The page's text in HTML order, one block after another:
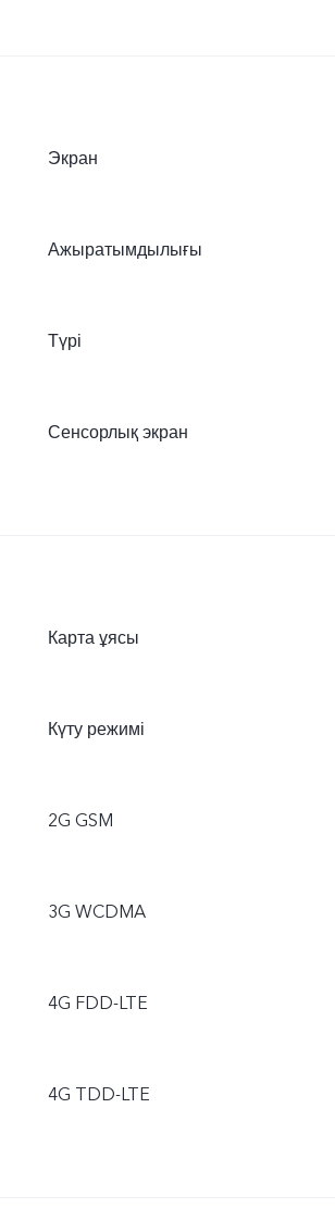
Экран
Ажыратымдылығы
Түрі
Сенсорлық экран
Карта ұясы
Күту режимі
2G GSM
3G WCDMA
4G FDD-LTE
4G TDD-LTE